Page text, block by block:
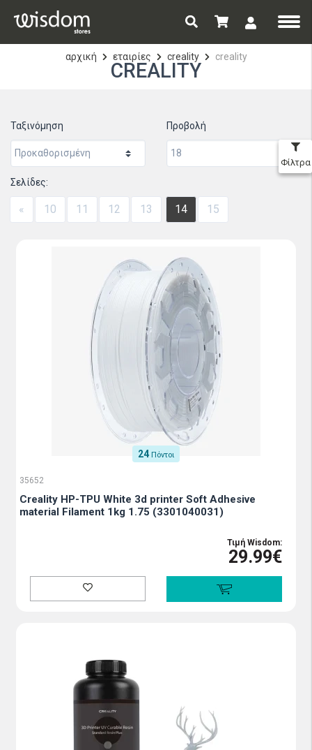
αρχική εταιρίες creality creality
CREALITY
Ταξινόμηση Προβολή
Σελίδες:
« 10 11 12 13 14 15
Φίλτρα
24 Πόντοι
35652
Creality HP-TPU White 3d printer Soft Adhesive
material Filament 1kg 1.75 (3301040031)
Τιμή Wisdom:
29.99€